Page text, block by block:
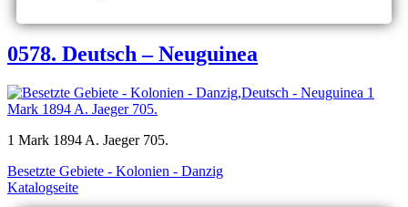
0578. Deutsch – Neuguinea
1 Mark 1894 A. Jaeger 705.
Besetzte Gebiete - Kolonien - Danzig
Katalogseite